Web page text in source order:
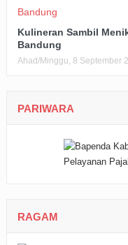
Kulineran Sambil
Bandung
Ahad/Minggu, 8 September
PARIWARA
RAGAM